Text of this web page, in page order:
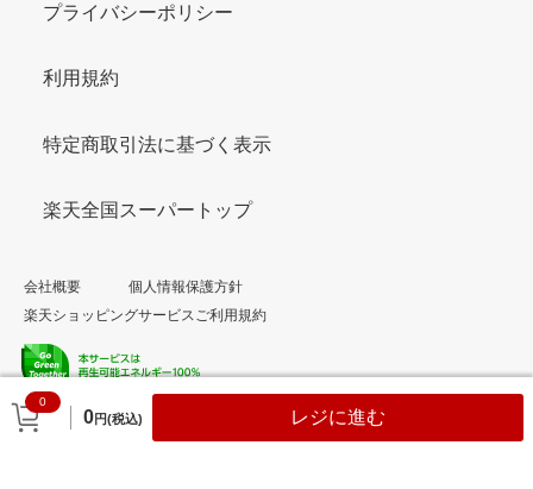
0
0円(税込) レジに進む
プライバシーポリシー
利用規約
特定商取引法に基づく表示
楽天全国スーパートップ
会社概要
個人情報保護方針
楽天ショッピングサービスご利用規約
© Rakuten Group, Inc.